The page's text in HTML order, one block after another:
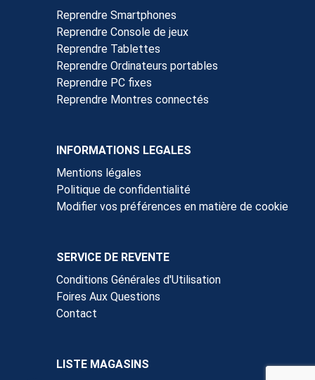
Reprendre Smartphones
Reprendre Console de jeux
Reprendre Tablettes
Reprendre Ordinateurs portables
Reprendre PC fixes
Reprendre Montres connectés
INFORMATIONS LEGALES
Mentions légales
Politique de confidentialité
Modifier vos préférences en matière de cookie
SERVICE DE REVENTE
Conditions Générales d'Utilisation
Foires Aux Questions
Contact
LISTE MAGASINS